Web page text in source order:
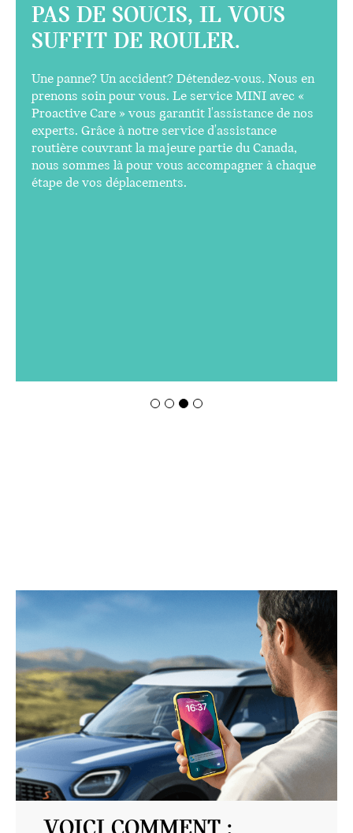
PAS DE SOUCIS, IL VOUS
SUFFIT DE ROULER.
Une panne? Un accident? Détendez-vous. Nous en
prenons soin pour vous. Le service MINI avec «
Proactive Care » vous garantit l'assistance de nos
experts. Grâce à notre service d'assistance
routière couvrant la majeure partie du Canada,
nous sommes là pour vous accompagner à chaque
étape de vos déplacements.